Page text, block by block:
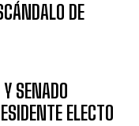
DE
SENADO
ELECTO